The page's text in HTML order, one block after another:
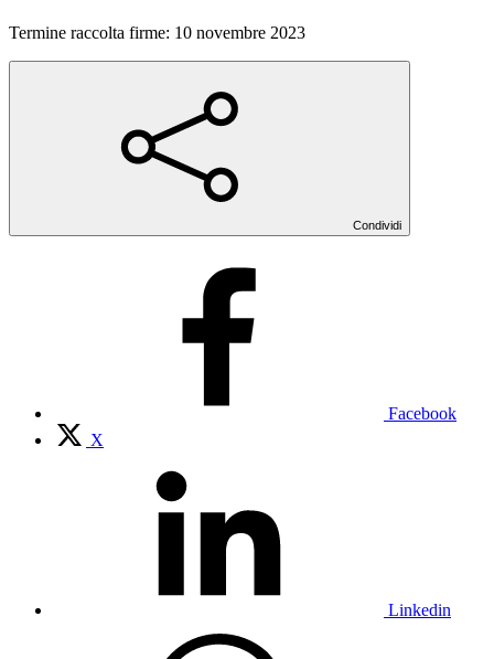
Termine raccolta firme: 10 novembre 2023
Condividi
Facebook
X
Linkedin